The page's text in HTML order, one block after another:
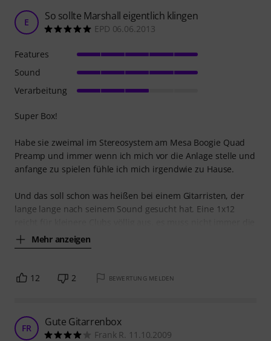
E So sollte Marshall eigentlich klingen
EPD 06.06.2013
Super Box!
Habe sie zweimal im Stereosystem am Mesa Boogie Quad
Preamp und immer wenn ich mich vor die Anlage stelle und
anfange zu spielen fühle ich mich irgendwie zu Hause.
Und das soll schon was heißen bei einem Gitarristen, der
lange lange nach seinem Sound gesucht hat. Eine 1x12
Mehr anzeigen
Features
Sound
Verarbeitung
12 2 BEWERTUNG MELDEN
FR Gute Gitarrenbox
Frank R. 11.10.2009